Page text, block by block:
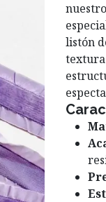
listón
textura